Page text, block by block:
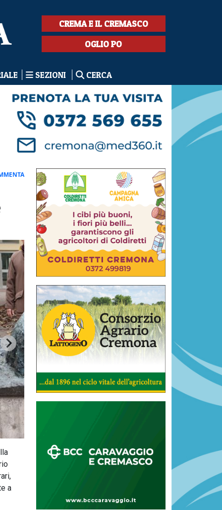
CREMA E IL CREMASCO
OGLIO PO
SEZIONI CERCA
a